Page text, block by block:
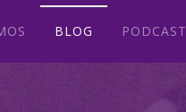
BLOG PODCAST